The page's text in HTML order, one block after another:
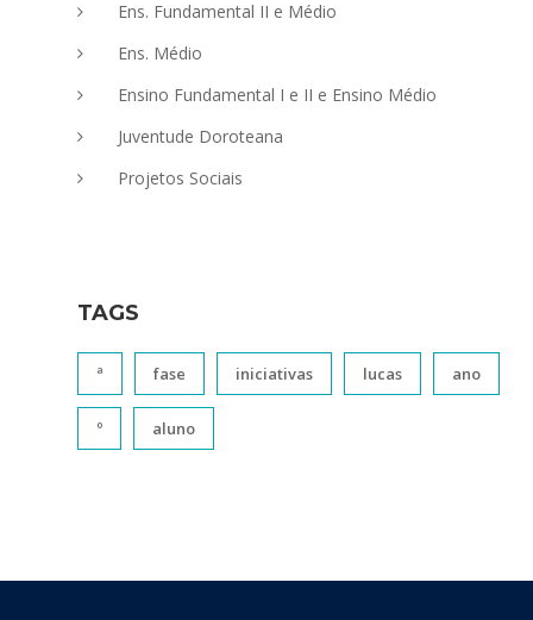
Ens. Fundamental II e Médio
Ens. Médio
Ensino Fundamental I e II e Ensino Médio
Juventude Doroteana
Projetos Sociais
TAGS
ª fase iniciativas lucas ano
º aluno